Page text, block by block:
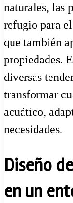
naturales, las
refugio para
que también
propiedades.
diversas
transformar
acuático,
necesidades.
Diseño
en un